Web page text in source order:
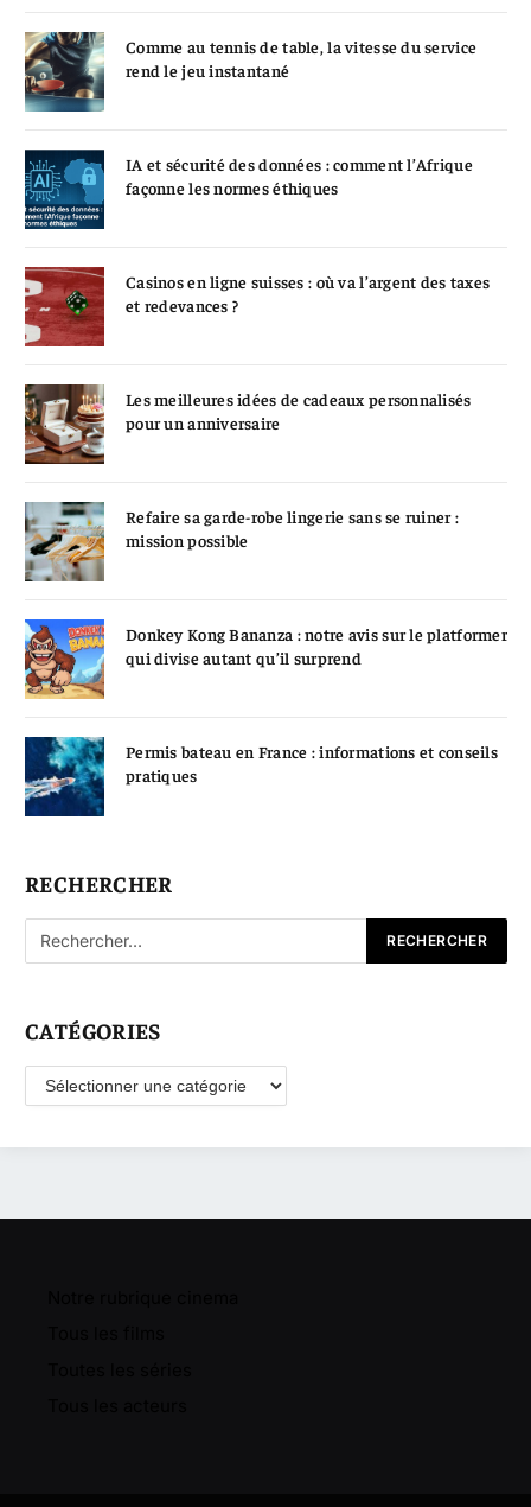
Comme au tennis de table, la vitesse du service
rend le jeu instantané
IA et sécurité des données : comment l’Afrique
façonne les normes éthiques
Casinos en ligne suisses : où va l’argent des taxes
et redevances ?
Les meilleures idées de cadeaux personnalisés
pour un anniversaire
Refaire sa garde-robe lingerie sans se ruiner :
mission possible
Donkey Kong Bananza : notre avis sur le platformer
qui divise autant qu’il surprend
Permis bateau en France : informations et conseils
pratiques
RECHERCHER
CATÉGORIES
Catégories